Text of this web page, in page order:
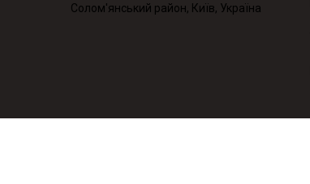
Солом'янський район, Київ, Україна